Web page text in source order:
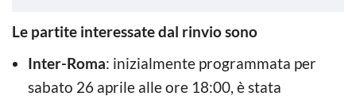
Le partite interessate dal rinvio sono
Inter-Roma: inizialmente programmata per
sabato 26 aprile alle ore 18:00, è stata